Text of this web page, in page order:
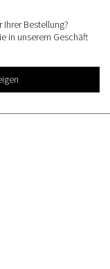
Bestellung?
in unserem Geschäft